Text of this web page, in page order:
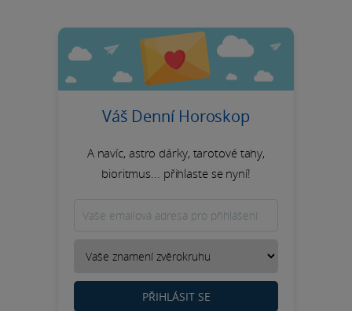
Váš Denní Horoskop
A navíc, astro dárky, tarotové tahy,
bioritmus... přihlaste se nyní!
PŘIHLÁSIT SE